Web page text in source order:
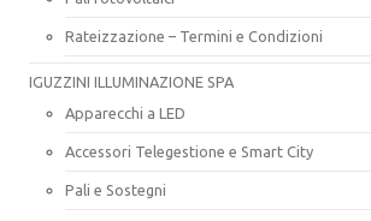
Rateizzazione – Termini e Condizioni
IGUZZINI ILLUMINAZIONE SPA
Apparecchi a LED
Accessori Telegestione e Smart City
Pali e Sostegni